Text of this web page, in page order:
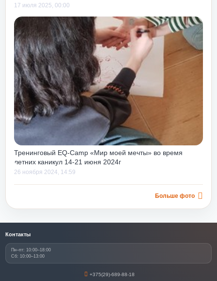
17 июля 2025, 00:00
Тренинговый EQ-Camp «Мир моей мечты» во время
летних каникул 14-21 июня 2024г
26 ноября 2024, 14:59
Больше фото
Контакты
+375(29)-689-88-18
Пн–пт: 10:00–18:00
Сб: 10:00–13:00